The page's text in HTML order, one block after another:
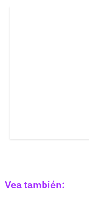
Vea también: